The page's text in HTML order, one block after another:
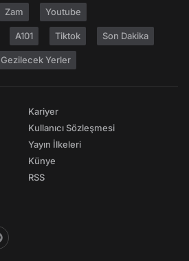
Zam Youtube
A101 Tiktok Son Dakika
Gezilecek Yerler
Kariyer
Kullanıcı Sözleşmesi
Yayın İlkeleri
Künye
RSS